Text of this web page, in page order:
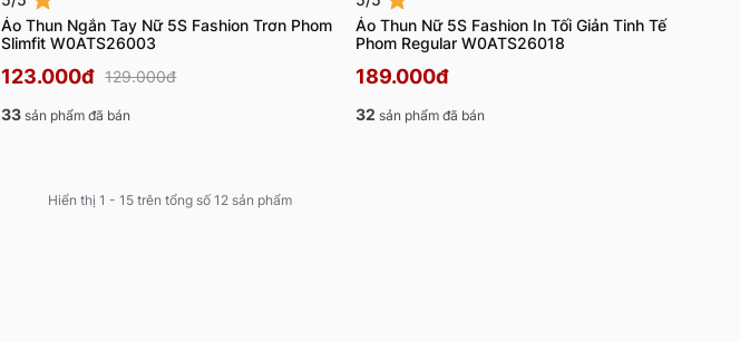
Áo Thun Ngắn Tay Nữ 5S Fashion Trơn Phom
Slimfit W0ATS26003
123.000đ 129.000đ
33 sản phẩm đã bán
Áo Thun Nữ 5S Fashion In Tối Giản Tinh Tế
Phom Regular W0ATS26018
189.000đ
32 sản phẩm đã bán
Hiển thị 1 - 15 trên tổng số 12 sản phẩm